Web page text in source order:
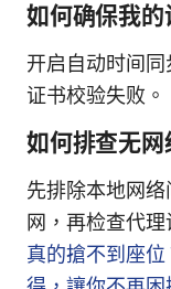
如何确保我的
开启自动时间
证书校验失败。
如何排查无网
先排除本地网
网，再检查代理
真的搶不到座